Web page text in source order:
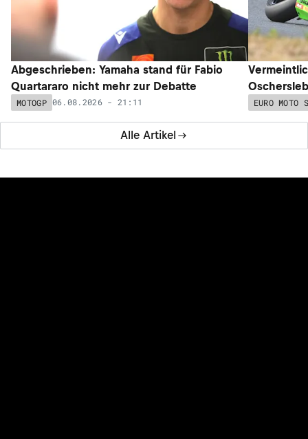
Alle Artikel
Abgeschrieben: Yamaha stand für Fabio
Quartararo nicht mehr zur Debatte
MOTOGP 06.08.2026 - 21:11 EURO MOTO